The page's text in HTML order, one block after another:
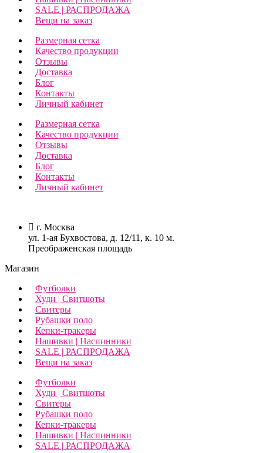
SALE | РАСПРОДАЖА
Вещи на заказ
Размерная сетка
Качество продукции
Отзывы
Доставка
Блог
Контакты
Личный кабинет
Размерная сетка
Качество продукции
Отзывы
Доставка
Блог
Контакты
Личный кабинет
г. Москва
ул. 1-ая Бухвостова, д. 12/11, к. 10 м.
Преображенская площадь
Магазин
Футболки
Худи | Свитшоты
Свитеры
Рубашки поло
Кепки-тракеры
Нашивки | Наспинники
SALE | РАСПРОДАЖА
Вещи на заказ
Футболки
Худи | Свитшоты
Свитеры
Рубашки поло
Кепки-тракеры
Нашивки | Наспинники
SALE | РАСПРОДАЖА